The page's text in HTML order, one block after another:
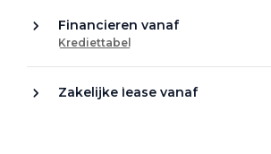
Lease aanbod
Financieren vanaf
Krediettabel
Zakelijke lease vanaf